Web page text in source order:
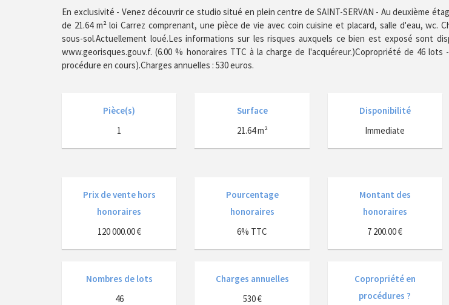
En exclusivité - Venez découvrir ce studio situé en plein centre de SAINT-SERVAN - Au deuxième
de 21.64 m² loi Carrez comprenant, une pièce de vie avec coin cuisine et placard, salle d'eau, wc.
sous-sol.Actuellement loué.Les informations sur les risques auxquels ce bien est exposé sont
www.georisques.gouv.f. (6.00 % honoraires TTC à la charge de l'acquéreur.)Copropriété de 46
procédure en cours).Charges annuelles : 530 euros.
Pièce(s)
1
Surface
21.64 m²
Disponibilité
Immediate
Prix de vente hors
honoraires
120 000.00 €
Pourcentage
honoraires
6% TTC
Montant des
honoraires
7 200.00 €
Nombres de lots
46
Charges annuelles
530 €
Copropriété en
procédures ?